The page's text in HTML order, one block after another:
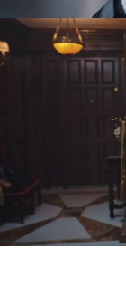
» Series »